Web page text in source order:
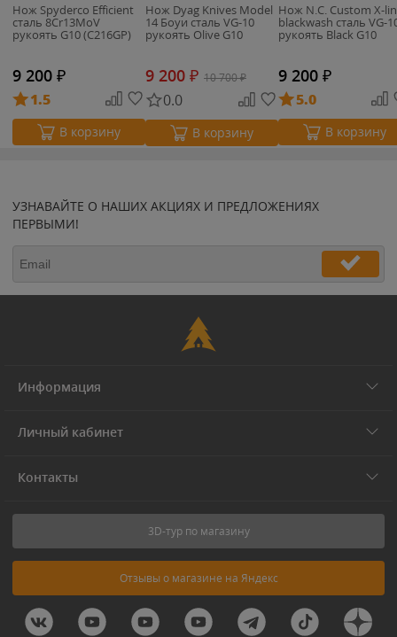
Нож Spyderco Efficient
сталь 8Cr13MoV
рукоять G10 (C216GP)
9 200 ₽
1.5
В корзину
Нож Dyag Knives Model
14 Боуи сталь VG-10
рукоять Olive G10
9 200 ₽ 10 700₽
0.0
В корзину
Нож N.C. Custom X-
blackwash сталь VG-
рукоять Black G10
9 200 ₽
5.0
В корзину
УЗНАВАЙТЕ О НАШИХ АКЦИЯХ И ПРЕДЛОЖЕНИЯХ
ПЕРВЫМИ!
Информация
Личный кабинет
Контакты
3D-тур по магазину
Отзывы о магазине на Яндекс